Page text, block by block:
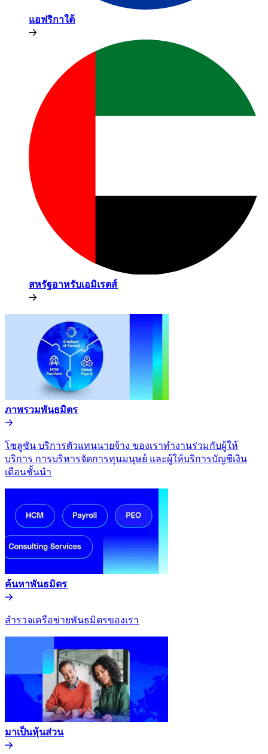
แอฟริกาใต้​​
สหรัฐอาหรับเอมิเรตส์​​
ภาพรวมพันธมิตร​​
โซลูชัน บริการตัวแทนนายจ้าง ของเราทำงานร่วมกับผู้ให้
บริการ การบริหารจัดการทุนมนุษย์ และผู้ให้บริการบัญชีเงิน
เดือนชั้นนำ​​
ค้นหาพันธมิตร​​
สำรวจเครือข่ายพันธมิตรของเรา​​
มาเป็นหุ้นส่วน​​